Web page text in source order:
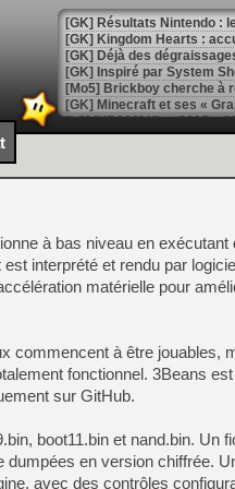
[GK] Résultats Nintendo :
[GK] Déjà des
[Mo5] Brickboy cherche à
[GK] Minecraft et ses «
[GK] Beast of
[GK] Ubisoft : fin de partie
[GK] Mémoire cash -
[GK] Dan Houser (GTA)
[GK] Comment EA Sports
[GK] Crimson Moon : un
[GK] Isle of Reveries : le
[GK] Moonlighter 2 : The
[GK] Capcom relance
[Mo5] Deux inédits du
[GK] Le beat'em up The
[GK] Endless Legend 2 :
[LS] [PS5] Le WebKit
à bas niveau en exécutant
interprété et rendu par
matérielle pour
commencent à être jouables,
fonctionnel. 3Beans
sur GitHub.
boot11.bin et nand.bin. Un
en version chiffrée.
avec des contrôles